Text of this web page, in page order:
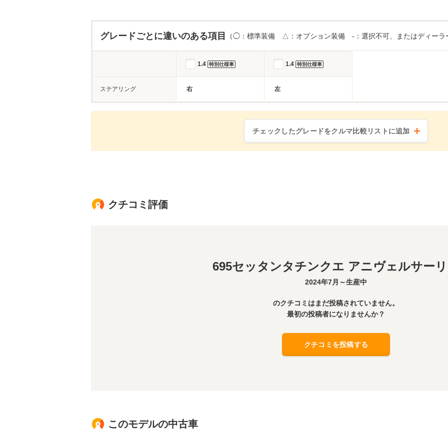
グレードごとに違いのある項目 （◯：標準装備 △：オプション装備 -：選択不可、またはディーラ
ステアリング
1.4 特別仕様車 1.4 特別仕様車
右 左
チェックしたグレードをクルマ比較リストに追加
クチコミ評価
695セッタンタチンクエ アニヴェルサー
2024年7月～生産中
のクチコミはまだ投稿されていません。
最初の投稿者になりませんか？
クチコミを投稿する
このモデルの中古車